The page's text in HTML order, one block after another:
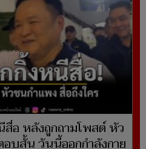
อ หลังถูกถามโพสต์ หัว
บสั้น วันนี้ออกกำลังกาย